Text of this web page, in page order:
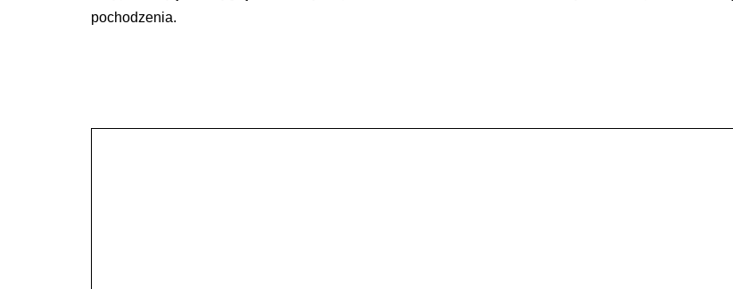
pochodzenia.